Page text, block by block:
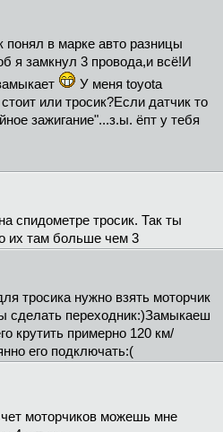
понял в марке авто разницы
я замкнул 3 провода,и всё!И
У меня toyota
или тросик?Если датчик то
зажигание"...з.ы. ёпт у тебя
спидометре тросик. Так ты
их там больше чем 3
тросика нужно взять моторчик
сделать переходник:)Замыкаеш
крутить примерно 120 км/
его подключать:(
моторчиков можешь мне